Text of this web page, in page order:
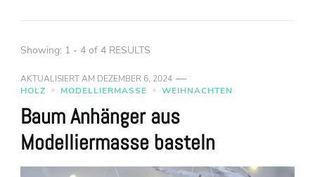
Showing: 1 - 4 of 4 RESULTS
AKTUALISIERT AM DEZEMBER 6, 2024
HOLZ
MODELLIERMASSE WEIHNACHTEN
Baum Anhänger aus
Modelliermasse basteln